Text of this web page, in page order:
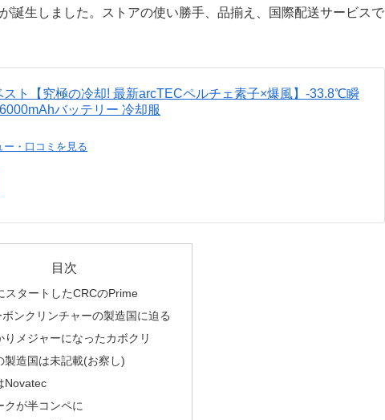
誕生しました。ストアの使い勝手、品揃え、国際配送サービスで
スト【究極の冷却! 最新arcTECペルチェ素子×爆風】-33.8℃瞬
バッテリー 冷却服
・口コミを見る
目次
スタートしたCRCのPrime
ンクリンチャーの製造国に迫る
りメジャーになったカボクリ
製造国は未記載(お察し)
Novatec
クが半コンペに